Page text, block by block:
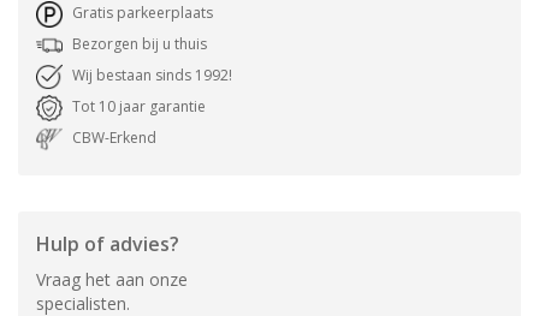
Gratis parkeerplaats
Bezorgen bij u thuis
Wij bestaan sinds 1992!
Tot 10 jaar garantie
CBW-Erkend
Hulp of advies?
Vraag het aan onze
specialisten.